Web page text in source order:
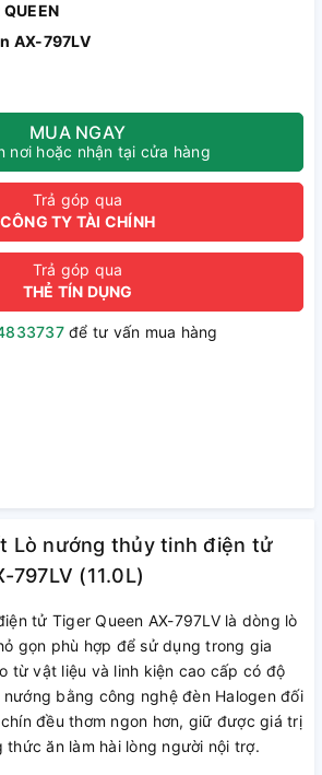
QUEEN
AX-797LV
MUA NGAY
nơi hoặc nhận tại cửa hàng
Trả góp qua
CÔNG TY TÀI CHÍNH
Trả góp qua
THẺ TÍN DỤNG
để tư vấn mua hàng
Lò nướng thủy tinh điện tử
797LV (11.0L)
tử Tiger Queen AX-797LV là dòng lò
gọn phù hợp để sử dụng trong gia
từ vật liệu và linh kiện cao cấp có độ
bằng công nghệ đèn Halogen đối
đều thơm ngon hơn, giữ được giá trị
ăn làm hài lòng người nội trợ.